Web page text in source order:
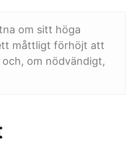
om sitt höga
måttligt förhöjt att
om nödvändigt,